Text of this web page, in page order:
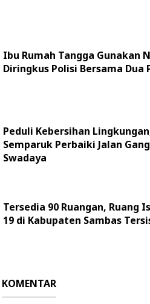
Ibu Rumah Tangga Gunakan
Diringkus Polisi Bersama Dua
Peduli Kebersihan
Semparuk Perbaiki Jalan
Swadaya
Tersedia 90 Ruangan, Ruang
19 di Kabupaten Sambas
KOMENTAR